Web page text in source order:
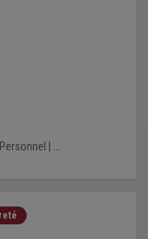
Personnel ...